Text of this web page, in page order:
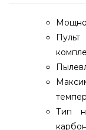
Тип